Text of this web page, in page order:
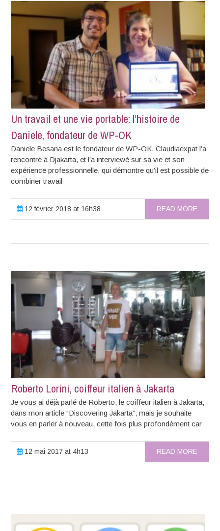
Un travail et une vie portable: l’histoire de
Daniele, fondateur de WP-OK
Daniele Besana est le fondateur de WP-OK. Claudiaexpat l’a
rencontré à Djakarta, et l’a interviewé sur sa vie et son
expérience professionnelle, qui démontre qu’il est possible de
combiner travail
12 février 2018 at 16h38 READ MORE
Roberto Lorini, coiffeur italien à Jakarta
Je vous ai déjà parlé de Roberto, le coiffeur italien à Jakarta,
dans mon article “Discovering Jakarta”, mais je souhaite
vous en parler à nouveau, cette fois plus profondément car
12 mai 2017 at 4h13 READ MORE